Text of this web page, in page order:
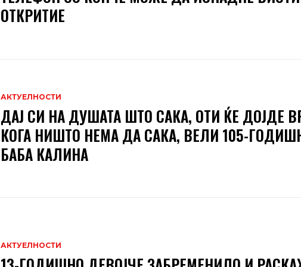
ОТКРИТИЕ
АКТУЕЛНОСТИ
ДАЈ СИ НА ДУШАТА ШТО САКА, ОТИ ЌЕ ДОЈДЕ
КОГА НИШТО НЕМА ДА САКА, ВЕЛИ 105-
БАБА КАЛИНА
АКТУЕЛНОСТИ